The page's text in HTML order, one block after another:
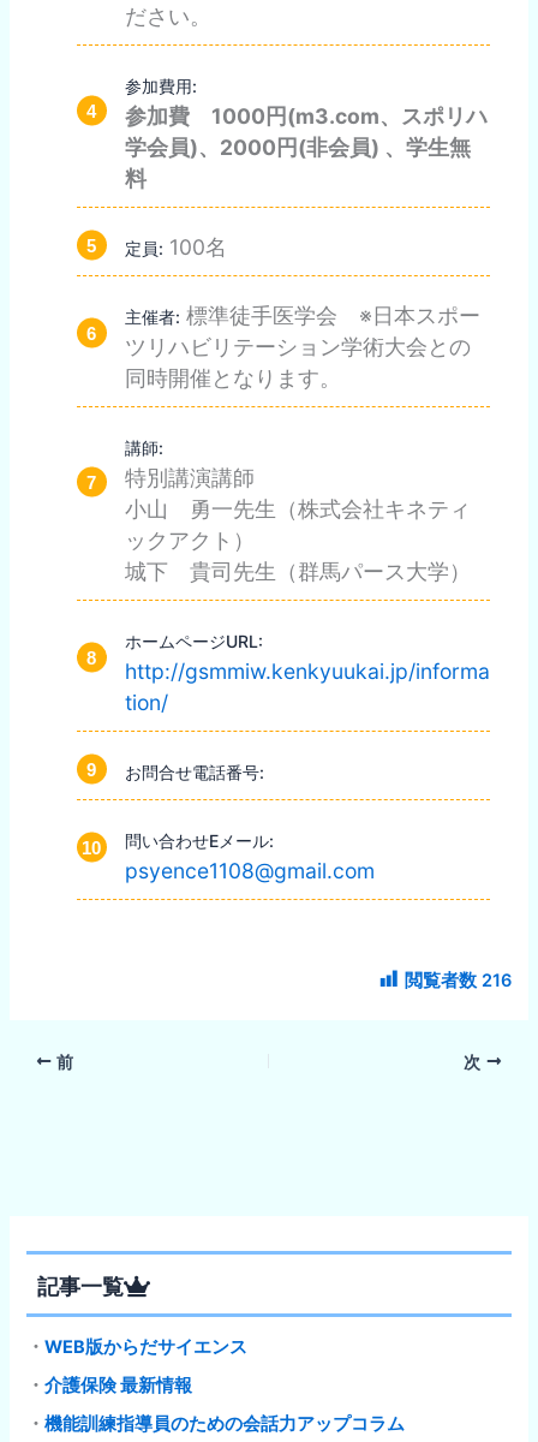
ださい。
参加費用:
参加費 1000円(m3.com、スポリハ
学会員)、2000円(非会員) 、学生無
料
定員: 100名
主催者: 標準徒手医学会 ※日本スポー
ツリハビリテーション学術大会との
同時開催となります。
講師:
特別講演講師
小山 勇一先生（株式会社キネティ
ックアクト）
城下 貴司先生（群馬パース大学）
ホームページURL:
http://gsmmiw.kenkyuukai.jp/informa
tion/
お問合せ電話番号:
問い合わせEメール:
psyence1108@gmail.com
閲覧者数 216
前 次
記事一覧
・WEB版からだサイエンス
・介護保険 最新情報
・機能訓練指導員のための会話力アップコラム